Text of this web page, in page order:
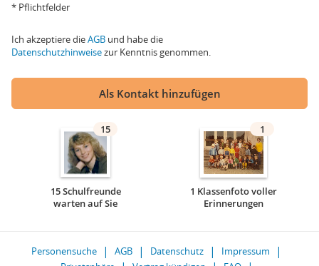
* Pflichtfelder
Ich akzeptiere dieAGB und habe die
Datenschutzhinweisezur Kenntnis genommen.
Als Kontakt hinzufügen
15
15 Schulfreunde
warten auf Sie
1
1 Klassenfoto voller
Erinnerungen
Personensuche AGB Datenschutz
Impressum